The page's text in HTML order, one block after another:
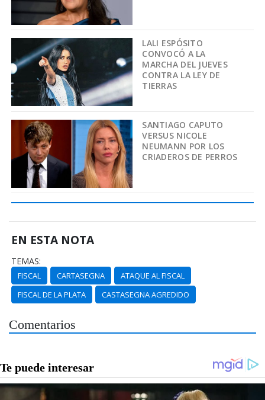
LALI ESPÓSITO
CONVOCÓ A LA
MARCHA DEL JUEVES
CONTRA LA LEY DE
TIERRAS
SANTIAGO CAPUTO
VERSUS NICOLE
NEUMANN POR LOS
CRIADEROS DE PERROS
EN ESTA NOTA
TEMAS:
FISCAL CARTASEGNA
ATAQUE AL FISCAL
FISCAL DE LA PLATA
CASTASEGNA AGREDIDO
Comentarios